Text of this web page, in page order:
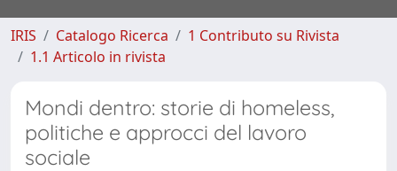
IRIS Catalogo Ricerca
1 Contributo su Rivista
1.1 Articolo in rivista
Mondi dentro: storie di homeless,
politiche e approcci del lavoro
sociale